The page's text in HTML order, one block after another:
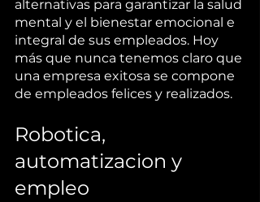
alternativas para garantizar la salud
mental y el bienestar emocional e
integral de sus empleados. Hoy
más que nunca tenemos claro que
una empresa exitosa se compone
de empleados felices y realizados.
Robotica,
automatizacion y
empleo